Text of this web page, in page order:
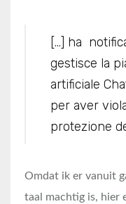
[…] ha
gestisce la
artificiale
per aver
protezione
Omdat ik er vanuit
taal machtig is, hier